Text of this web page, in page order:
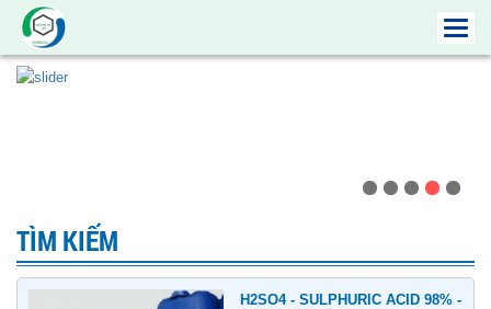
TÌM KIẾM
H2SO4 - SULPHURIC ACID 98% -